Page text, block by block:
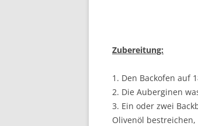
Zubereitung:
1. Den Backofen auf
2. Die Auberginen
3. Ein oder zwei
Olivenöl